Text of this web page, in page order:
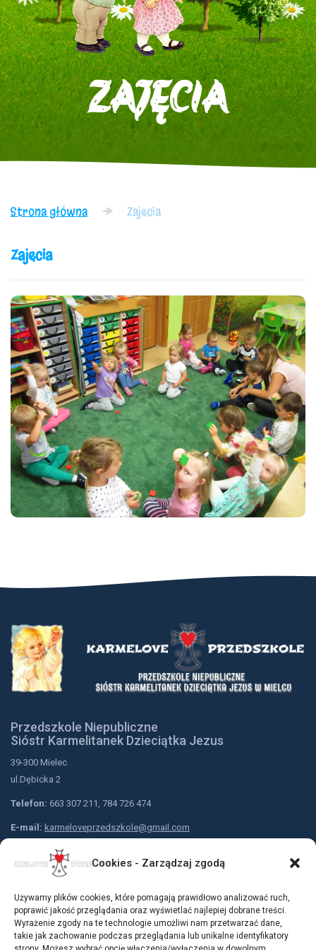
Cookies - Zarządzaj zgodą
Używamy plików cookies, które pomagają prawidłowo analizować ruch,
poprawić jakość przeglądania oraz wyświetlać najlepiej dobrane treści.
Wyrażenie zgody na te technologie umożliwi nam przetwarzać dane,
takie jak zachowanie podczas przeglądania lub unikalne identyfikatory
ZAJĘCIA
Strona główna Zajęcia
Zajęcia
Przedszkole Niepubliczne
Sióstr Karmelitanek Dzieciątka Jezus
39-300 Mielec
ul.Dębicka 2
Telefon: 663 307 211, 784 726 474
E-mail: karmeloveprzedszkole@gmail.com
Nr konta przedszkola:
Bank Spółdzielczy w Mielcu
Dołącz do nas: